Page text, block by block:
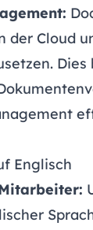
der Cloud
Englisch